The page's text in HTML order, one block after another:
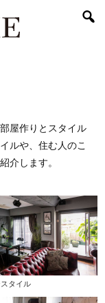
屋作りとスタイル
ルや、住む人のこ
介します。
タイル